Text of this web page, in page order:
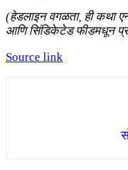
(हेडलाइन वगळता, ही कथा
आणि सिंडिकेटेड फीडमधून
Source link